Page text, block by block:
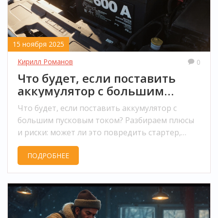
15 ноября 2025
Кирилл Романов
0
Что будет, если поставить
аккумулятор с большим
пусковым током?
Что будет, если поставить аккумулятор с
большим пусковым током? Разбираем плюсы
и риски: может ли это повредить стартер,
электронику или проводку. Как выбрать
правильный аккумулятор для вашей машины.
ПОДРОБНЕЕ